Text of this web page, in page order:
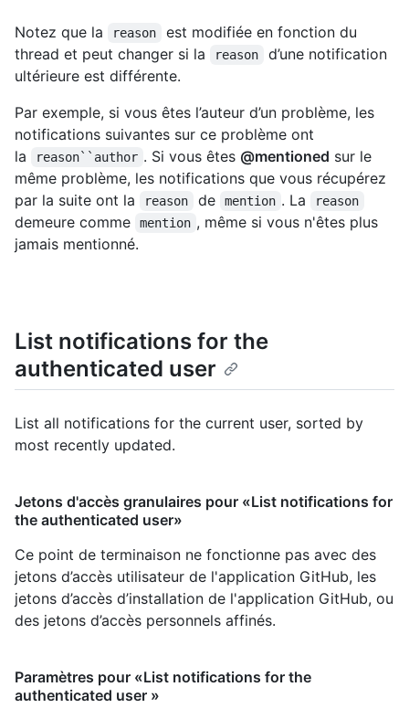
Notez que la reason
est modifiée en fonction du
thread et peut changer si la
reason
d’une notification
ultérieure est différente.
Par exemple, si vous êtes l’auteur d’un problème, les
notifications suivantes sur ce problème ont
la
reason``author . Si vous êtes @mentioned sur le
même problème, les notifications que vous récupérez
par la suite ont la
reason de mention . La reason
demeure comme mention , même si vous n'êtes plus
jamais mentionné.
List notifications for the
authenticated user
List all notifications for the current user, sorted by
most recently updated.
Jetons d'accès granulaires pour «List notifications for
the authenticated user»
Ce point de terminaison ne fonctionne pas avec des
jetons d’accès utilisateur de l'application GitHub, les
jetons d’accès d’installation de l'application GitHub, ou
des jetons d’accès personnels affinés.
Paramètres pour «List notifications for the
authenticated user »